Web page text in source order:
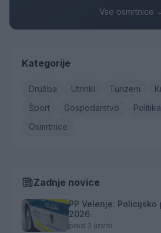
Vse osmrtnice
Kategorije
Družba Utrinki Turizem
Šport
Gospodarstvo Politika
Osmrtnice
Zadnje novice
PP Velenje: Policijsko
2026
pred 3 urami